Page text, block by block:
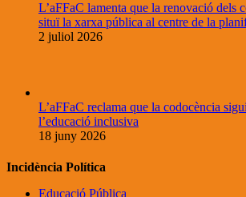
L’aFFaC lamenta que la renovació dels
situï la xarxa pública al centre de la
2 juliol 2026
L’aFFaC reclama que la codocència
l’educació inclusiva
18 juny 2026
Incidència Política
Educació Pública